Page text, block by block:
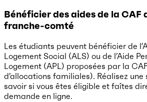
Bénéficier des aides de la CAF
franche-comté
Les étudiants peuvent bénéficier de
Logement Social (ALS) ou de l’Aide
Logement (APL) proposées par la
d’allocations familiales). Réalisez
savoir si vous êtes éligible et faîtes
demande en ligne.